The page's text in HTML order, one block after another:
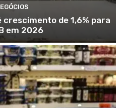
de 1,6% para
em 2026